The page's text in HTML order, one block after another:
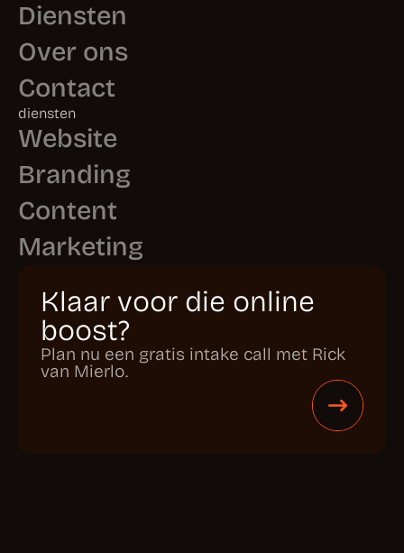
Contact
diensten
Website
Branding
Content
Marketing
Klaar voor die online
boost?
van Mierlo.